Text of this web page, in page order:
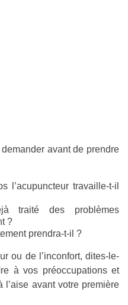
avant de prendre
l’acupuncteur travaille-t-il
traité des problèmes
?
prendra-t-il ?
ou de l’inconfort, dites-le-
à vos préoccupations et
avant votre première